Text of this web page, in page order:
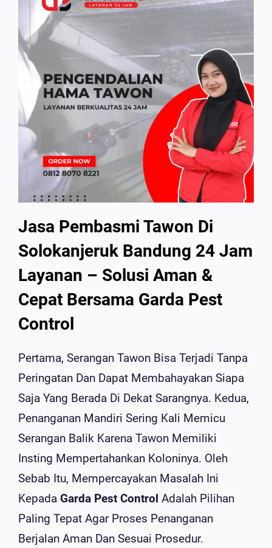
Jasa Pembasmi Tawon Di
Solokanjeruk Bandung 24 Jam
Layanan – Solusi Aman &
Cepat Bersama Garda Pest
Control
Pertama, Serangan Tawon Bisa Terjadi Tanpa
Peringatan Dan Dapat Membahayakan Siapa
Saja Yang Berada Di Dekat Sarangnya. Kedua,
Penanganan Mandiri Sering Kali Memicu
Serangan Balik Karena Tawon Memiliki
Insting Mempertahankan Koloninya. Oleh
Sebab Itu, Mempercayakan Masalah Ini
Kepada Garda Pest Control Adalah Pilihan
Paling Tepat Agar Proses Penanganan
Berjalan Aman Dan Sesuai Prosedur.